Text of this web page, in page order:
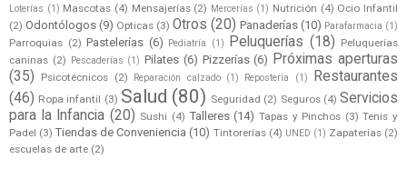
Loterías (1) Mascotas (4) Mensajerías (2) Mercerías (1) Nutrición (4) Ocio Infantil
(2) Odontólogos (9) Opticas (3) Otros (20) Panaderías (10) Parafarmacia (1)
Parroquias (2) Pastelerías (6) Pediatría (1) Peluquerías (18) Peluquerías
caninas (2) Pescaderías (1) Pilates (6) Pizzerías (6) Próximas aperturas
(35)
Psicotécnicos (2) Reparación calzado (1) Repostería (1)
Restaurantes
(46) Ropa infantil (3) Salud (80) Seguridad (2) Seguros (4) Servicios
para la Infancia (20) Sushi (4) Talleres (14) Tapas y Pinchos (3) Tenis y
Padel (3) Tiendas de Conveniencia (10) Tintorerías (4) UNED (1) Zapaterías (2)
escuelas de arte (2)